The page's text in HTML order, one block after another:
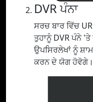
DVR ਪੰਨਾ
ਸਰਚ ਬਾਰ ਵਿੱਚ
ਤੁਹਾਨੂੰ DVR ਪੰਨੇ 'ਤੇ
ਉਪਸਿਰਲੇਖਾਂ ਨੂੰ
ਕਰਨ ਦੇ ਯੋਗ